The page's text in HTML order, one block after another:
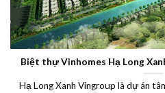
Biệt thự Vinhomes Hạ Long
Hạ Long Xanh Vingroup là dự án